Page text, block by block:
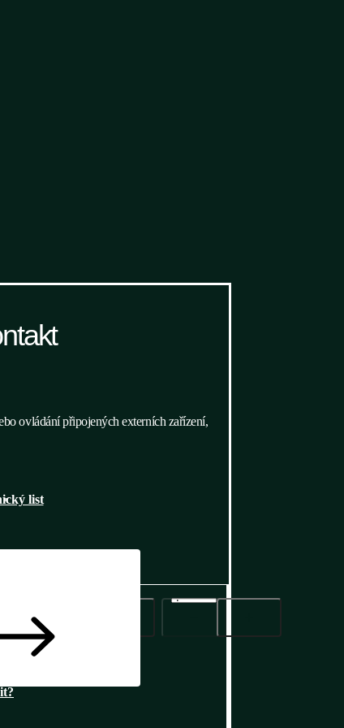
ovládání připojených externích zařízení,
list
Přídáno do poptávky